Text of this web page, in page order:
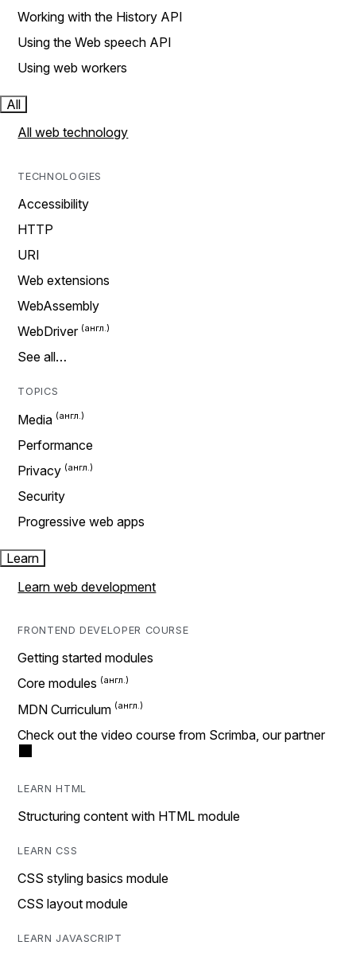
Working with the History API
Using the Web speech API
Using web workers
All
All web technology
TECHNOLOGIES
Accessibility
HTTP
URI
Web extensions
WebAssembly
WebDriver
See all…
TOPICS
Media
Performance
Privacy
Security
Progressive web apps
Learn
Learn web development
FRONTEND DEVELOPER COURSE
Getting started modules
Core modules
MDN Curriculum
Check out the video course from Scrimba, our partner
LEARN HTML
Structuring content with HTML module
LEARN CSS
CSS styling basics module
CSS layout module
LEARN JAVASCRIPT